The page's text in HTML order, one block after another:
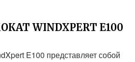
WINDXPERT E100
E100 представляет собой